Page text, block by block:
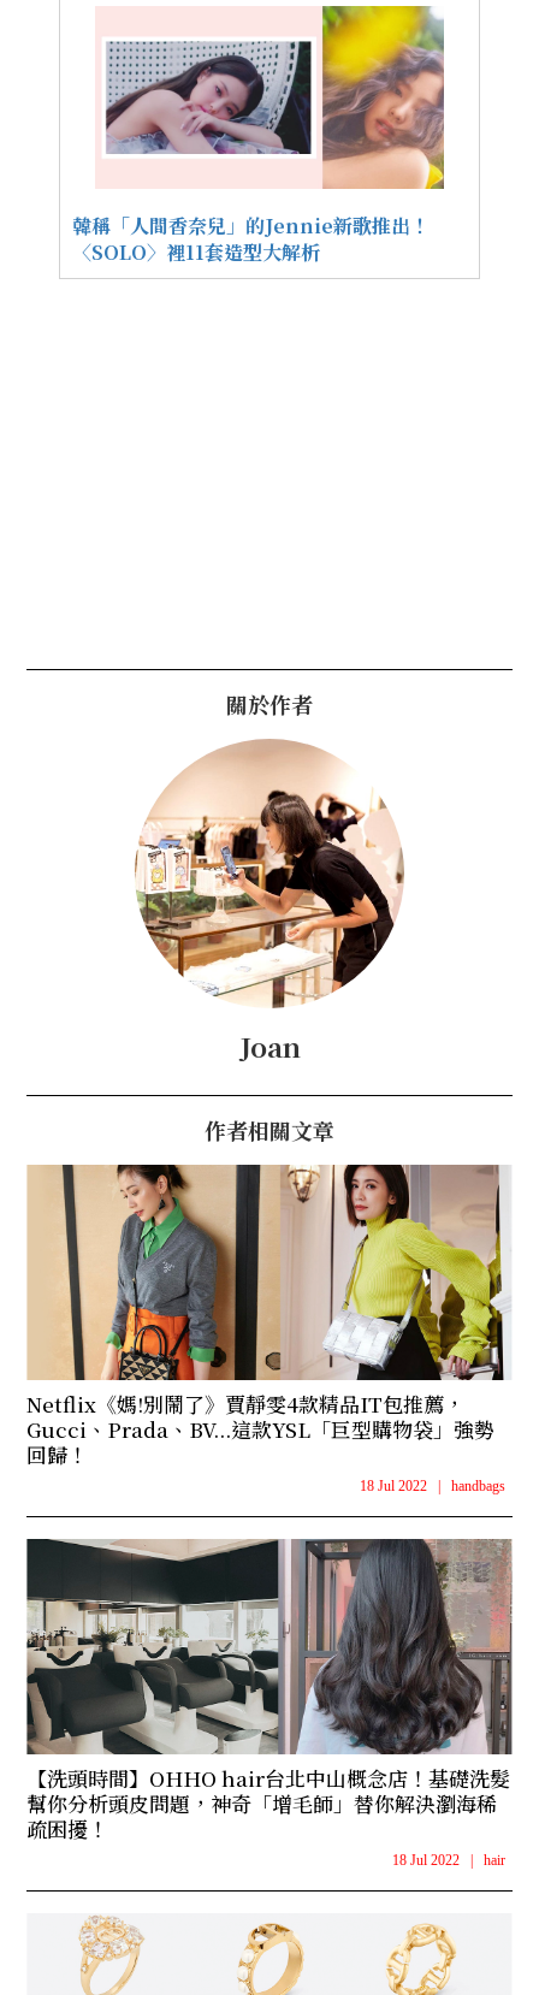
韓稱「人間香奈兒」的Jennie新歌推出！
〈SOLO〉裡11套造型大解析
關於作者
Joan
作者相關文章
Netflix《媽!別鬧了》賈靜雯4款精品IT包推薦，
Gucci、Prada、BV...這款YSL「巨型購物袋」強勢
回歸！
18 Jul 2022 | handbags
【洗頭時間】OHHO hair台北中山概念店！基礎洗髮
幫你分析頭皮問題，神奇「增毛師」替你解決瀏海稀
疏困擾！
18 Jul 2022 | hair